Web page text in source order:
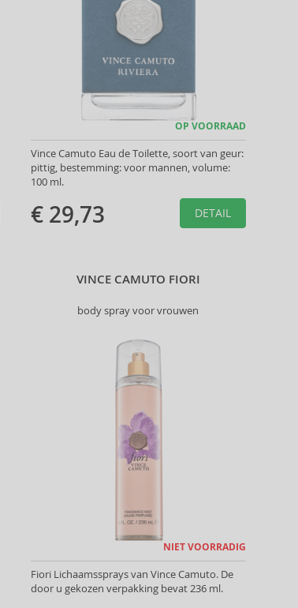
OP VOORRAAD
Vince Camuto Eau de Toilette, soort van geur:
pittig, bestemming: voor mannen, volume:
100 ml.
€ 29,73 DETAIL
VINCE CAMUTO FIORI
body spray voor vrouwen
NIET VOORRADIG
Fiori Lichaamssprays van Vince Camuto. De
door u gekozen verpakking bevat 236 ml.